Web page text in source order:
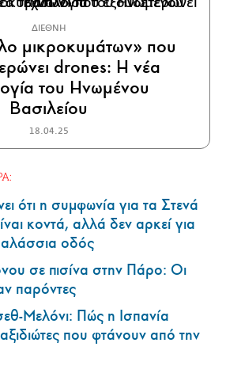
ΔΙΕΘΝΗ
μικροκυμάτων» που
drones: Η νέα
του Ηνωμένου
Βασιλείου
18.04.25
ότι η συμφωνία για τα Στενά
κοντά, αλλά δεν αρκεί για
οδός
σε πισίνα στην Πάρο: Οι
παρόντες
Μελόνι: Πώς η Ισπανία
που φτάνουν από την